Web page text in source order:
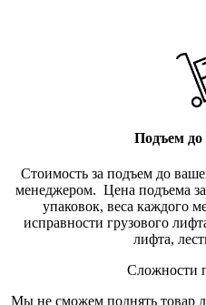
Подъем
Стоимость за подъем до
менеджером. Цена подъема
упаковок, веса каждого
исправности грузового
лифта,
Сложности
Мы не сможем поднять товар